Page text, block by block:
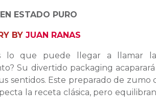
ESTADO PURO
BY JUAN RANAS
lo que puede llegar a llamar
Su divertido packaging
sentidos. Este preparado de
la receta clásica, pero